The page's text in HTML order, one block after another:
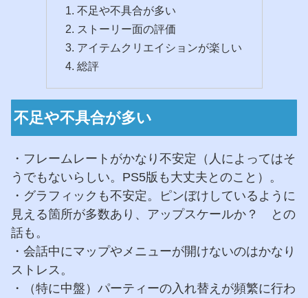
不足や不具合が多い
ストーリー面の評価
アイテムクリエイションが楽しい
総評
不足や不具合が多い
・フレームレートがかなり不安定（人によってはそ
うでもないらしい。PS5版も大丈夫とのこと）。
・グラフィックも不安定。ピンぼけしているように
見える箇所が多数あり、アップスケールか？ との
話も。
・会話中にマップやメニューが開けないのはかなり
ストレス。
・（特に中盤）パーティーの入れ替えが頻繁に行わ